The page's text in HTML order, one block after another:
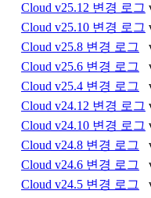
Cloud v25.12 변경 로그
Cloud v25.10 변경 로그
Cloud v25.8 변경 로그
Cloud v25.6 변경 로그
Cloud v25.4 변경 로그
Cloud v24.12 변경 로그
Cloud v24.10 변경 로그
Cloud v24.8 변경 로그
Cloud v24.6 변경 로그
Cloud v24.5 변경 로그